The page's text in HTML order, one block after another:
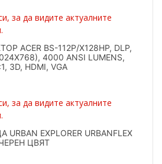
за да видите актуалните
ACER BS-112P/X128HP, DLP,
4000 ANSI LUMENS,
3D, HDMI, VGA
за да видите актуалните
URBAN EXPLORER URBANFLEX
ЦВЯТ